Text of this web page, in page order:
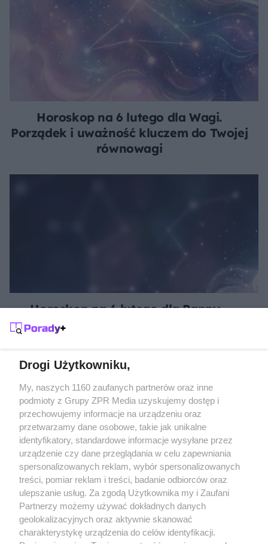
Horoskop na 6 lutego dla Wagi.
Porządek i uważność kluczem do Twojej
równowagi
Horoskop na 6 lutego dla Panny -
Otwórz się na współpracę i zabezpiecz
Żaden utwór zamieszczony w serwisie nie może być powielany i
rozpowszechniany lub dalej rozpowszechniany w jakikolwiek sposób
(w tym także elektroniczny lub mechaniczny) na jakimkolwiek polu
eksploatacji w jakiejkolwiek formie, włącznie z umieszczaniem w
Internecie bez pisemnej zgody właściciela praw. Jakiekolwiek użycie
lub wykorzystanie utworów w całości lub w części z naruszeniem
prawa, tzn. bez właściwej zgody, jest zabronione pod groźbą kary i
może być ścigane prawnie.
Drogi Użytkowniku,
My, naszych 1160 zaufanych partnerów oraz inne
podmioty z Grupy ZPR Media uzyskujemy dostęp i
przechowujemy informacje na urządzeniu oraz
przetwarzamy dane osobowe, takie jak unikalne
identyfikatory, standardowe informacje wysyłane przez
urządzenie czy dane przeglądania w celu zapewniania
spersonalizowanych reklam, wybór spersonalizowanych
treści, pomiar reklam i treści, badanie odbiorców oraz
ulepszanie usług. Za zgodą Użytkownika my i Zaufani
Partnerzy możemy używać dokładnych danych
geolokalizacyjnych oraz aktywnie skanować
charakterystykę urządzenia do celów identyfikacji.